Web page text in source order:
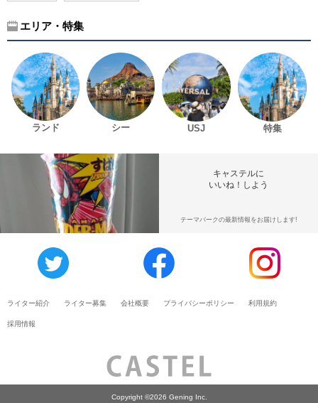
エリア・特集
ランド シー USJ 特集
キャステルに
いいね！しよう
テーマパークの最新情報をお届けします!
ライター紹介 ライター募集 会社概要 プライバシーポリシー 利用規約
採用情報
Copyright ©2026 Gening Inc.